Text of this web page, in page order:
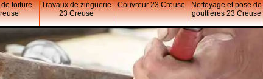
toiture
Travaux de zinguerie
23 Creuse
Couvreur 23 Creuse
Nettoyage et pose de
gouttières 23 Creuse